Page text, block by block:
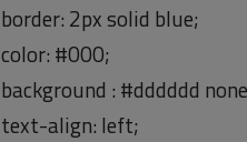
border: 2px solid blue;
color: #000;
background : #dddddd
text-align: left;